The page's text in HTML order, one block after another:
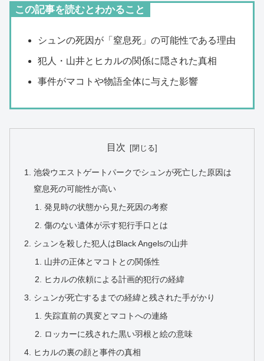
この記事を読むとわかること
シュンの死因が「窒息死」の可能性である理由
犯人・山井とヒカルの関係に隠された真相
事件がマコトや物語全体に与えた影響
目次
池袋ウエストゲートパークでシュンが死亡した原因は
窒息死の可能性が高い
発見時の状態から見た死因の考察
傷のない遺体が示す犯行手口とは
シュンを殺した犯人はBlack Angelsの山井
山井の正体とマコトとの関係性
ヒカルの依頼による計画的犯行の経緯
シュンが死亡するまでの経緯と残された手がかり
失踪直前の異変とマコトへの連絡
ロッカーに残された黒い羽根と絵の意味
ヒカルの裏の顔と事件の真相